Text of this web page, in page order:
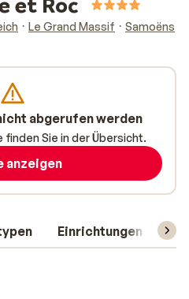
Le Grand Massif
Samoëns
Einrichtungen
abgerufen werden
finden Sie in der Übersicht.
anzeigen